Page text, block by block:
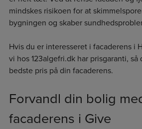
mindskes risikoen for at
bygningen og skaber
Hvis du er interesseret i facaderens i
vi hos 123algefri.dk har prisgaranti, så
bedste pris på din facaderens.
Forvandl din bolig
facaderens i Give